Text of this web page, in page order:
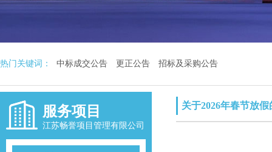
热门关键词： 中标成交公告 更正公告 招标及采购公告
服务项目
江苏畅誉项目管理有限公司
关于2026年春节放假